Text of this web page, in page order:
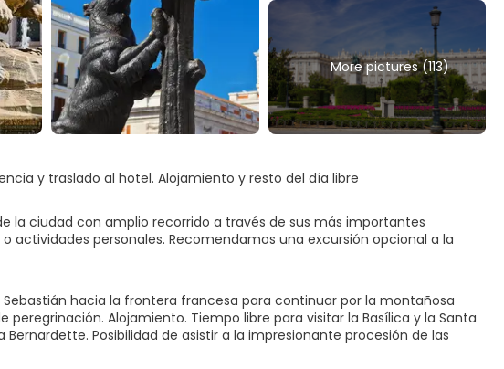
More pictures (113)
y traslado al hotel. Alojamiento y resto del día libre
la ciudad con amplio recorrido a través de sus más importantes
actividades personales. Recomendamos una excursión opcional a la
Sebastián hacia la frontera francesa para continuar por la montañosa
Alojamiento. Tiempo libre para visitar la Basílica y la Santa
Posibilidad de asistir a la impresionante procesión de las